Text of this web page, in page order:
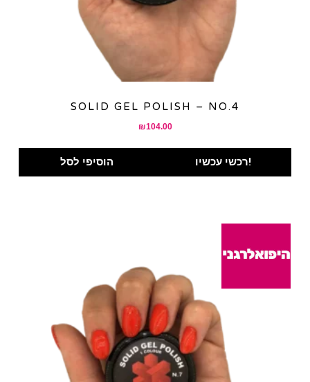
SOLID GEL POLISH – NO.4
₪104.00
הוסיפי לסל רכשי עכשיו!